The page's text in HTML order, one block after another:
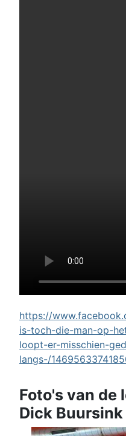
https://
is-toch-die-man-op-
loopt-er-misschien-
langs-/
Foto's van de
Dick Buursink